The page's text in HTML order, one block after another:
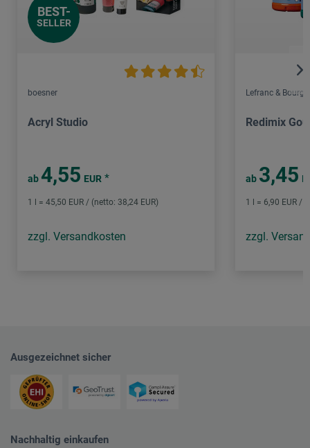
BEST-
SELLER
boesner
Acryl Studio
ab 4,55 EUR *
1 l = 45,50 EUR / (netto: 38,24 EUR)
zzgl. Versandkosten
Lefranc &
Redimix
ab 3,45
1 l = 6,90 EUR /
zzgl.
Ausgezeichnet sicher
Nachhaltig einkaufen